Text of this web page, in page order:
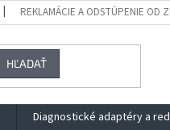
REKLAMÁCIE A ODSTÚPENIE OD
HĽADAŤ
Diagnostické adaptéry a